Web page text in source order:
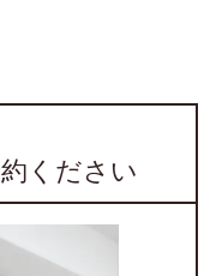
ください